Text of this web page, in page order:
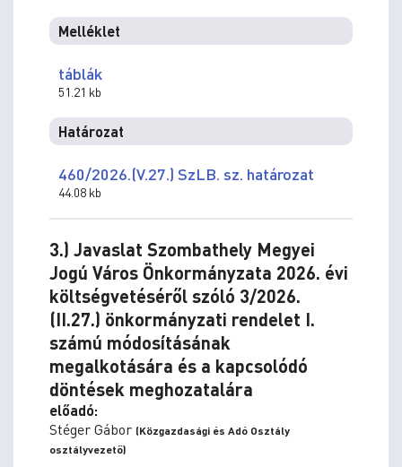
Melléklet
táblák
51.21 kb
Határozat
460/2026.(V.27.) SzLB. sz. határozat
44.08 kb
3.) Javaslat Szombathely Megyei
Jogú Város Önkormányzata 2026. évi
költségvetéséről szóló 3/2026.
(II.27.) önkormányzati rendelet I.
számú módosításának
megalkotására és a kapcsolódó
döntések meghozatalára
előadó:
Stéger Gábor (Közgazdasági és Adó Osztály
osztályvezető)